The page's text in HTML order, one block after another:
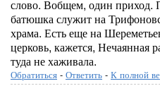
слово. Вобщем, один приход.
батюшка служит на
храма. Есть еще на
церковь, кажется, Нечаянная
туда не хаживала.
Обратиться - Ответить - К полной